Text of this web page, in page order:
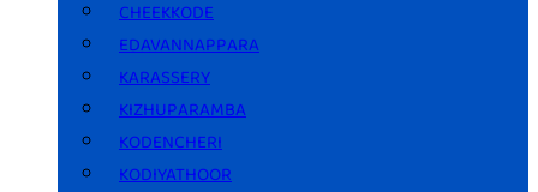
CHEEKKODE
EDAVANNAPPARA
KARASSERY
KIZHUPARAMBA
KODENCHERI
KODIYATHOOR